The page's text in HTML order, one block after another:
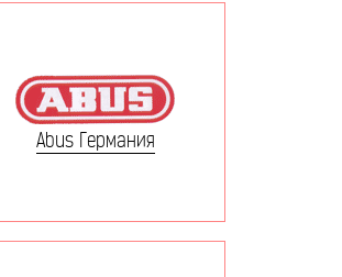
Abus Германия